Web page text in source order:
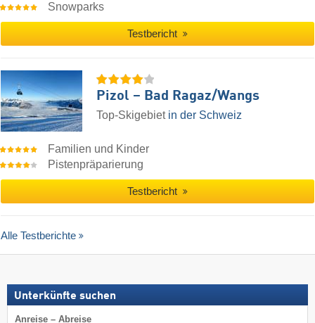
Snowparks
Testbericht
Pizol – Bad Ragaz/​Wangs
Top-Skigebiet in der Schweiz
Familien und Kinder
Pistenpräparierung
Testbericht
Alle Testberichte
Unterkünfte suchen
Anreise – Abreise